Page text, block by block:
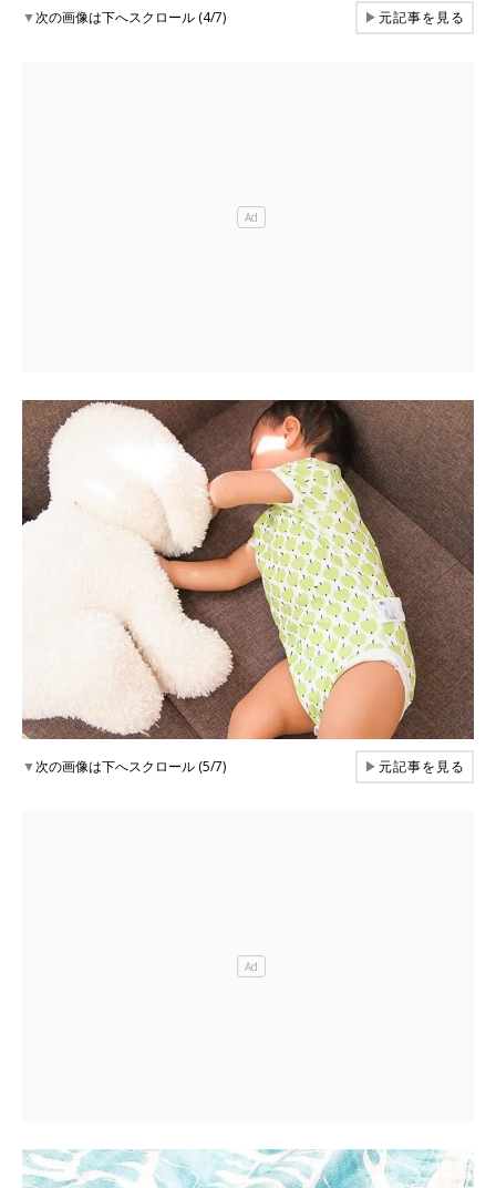
▼次の画像は下へスクロール (4/7) ▶元記事を見る
▼次の画像は下へスクロール (5/7) ▶元記事を見る